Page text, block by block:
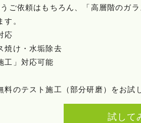
ご依頼はもちろん、「高層階のガ
。
応
焼け・水垢除去
工」対応可能
のテスト施工（部分研磨）をお試
試して